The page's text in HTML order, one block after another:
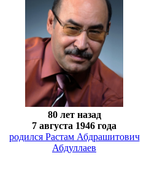
80 лет назад
7 августа 1946 года
родился Растам Абдрашитович
Абдуллаев